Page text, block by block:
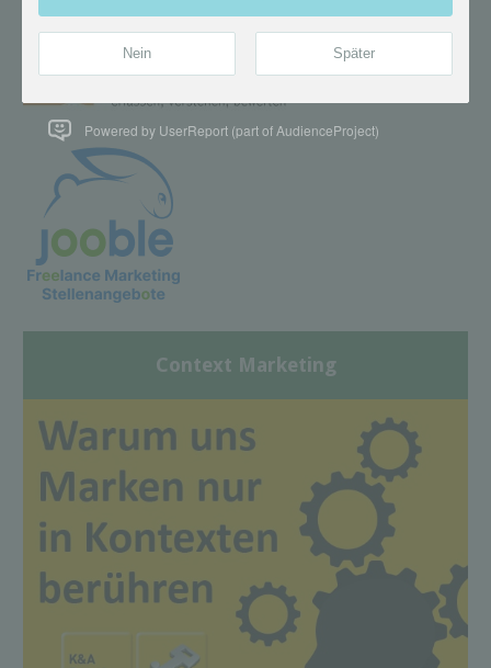
Context Marketing
Powered by UserReport (part of AudienceProject)